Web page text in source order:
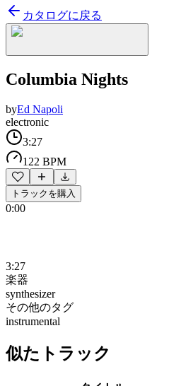
カタログに戻る
Columbia Nights
byEd Napoli
electronic
3:27
122 BPM
トラックを購入
0:00
3:27
楽器
synthesizer
その他のタグ
instrumental
似たトラック